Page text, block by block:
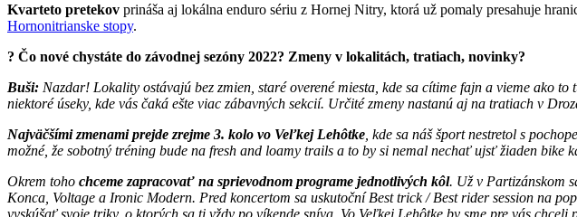
Kvarteto pretekov prináša aj lokálna enduro sériu z Hornej Nitry, ktorá už pomaly presahuje
Hornonitrianske stopy.
? Čo nové chystáte do závodnej sezóny 2022? Zmeny v lokalitách, tratiach, novinky?
Buši: Nazdar! Lokality ostávajú bez zmien, staré overené miesta, kde sa cítime fajn a vieme ako
niektoré úseky, kde vás čaká ešte viac zábavných sekcií. Určité zmeny nastanú aj na tratiach v
Najväčšími zmenami prejde zrejme 3. kolo vo Veľkej Lehôtke , kde sa náš šport nestretol s
možné, že sobotný tréning bude na fresh and loamy trails a to by si nemal nechať ujsť žiaden bike
Okrem toho chceme zapracovať na sprievodnom programe jednotlivých kôl. Už v Partizánskom
Konca, Voltage a Ironic Modern. Pred koncertom sa uskutoční Best trick / Best rider session na
vyskúšať svoje triky, o ktorých sa ti vždy po víkende sníva. Vo Veľkej Lehôtke by sme pre vás